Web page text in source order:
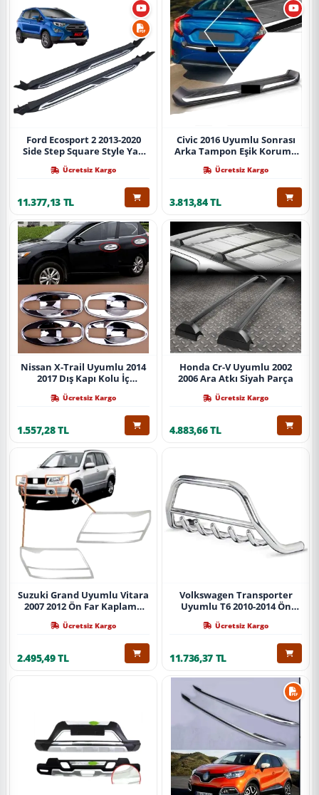
Ford Ecosport 2 2013-2020
Side Step Square Style Yan
Ücretsiz Kargo
11.377,13 TL
Civic 2016 Uyumlu Sonrası
Arka Tampon Eşik Koruma
Ücretsiz Kargo
3.813,84 TL
Nissan X-Trail Uyumlu 2014
2017 Dış Kapı Kolu İç
Ücretsiz Kargo
1.557,28 TL
Honda Cr-V Uyumlu 2002
2006 Ara Atkı Siyah Parça
Ücretsiz Kargo
4.883,66 TL
Suzuki Grand Uyumlu Vitara
2007 2012 Ön Far Kaplama
Ücretsiz Kargo
2.495,49 TL
Volkswagen Transporter
Uyumlu T6 2010-2014 Ön
Çelik Krom
Ücretsiz Kargo
11.736,37 TL